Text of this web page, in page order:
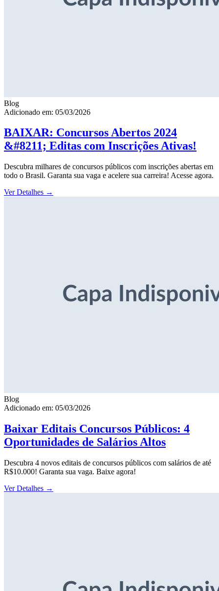
Blog
Adicionado em: 05/03/2026
BAIXAR: Concursos Abertos 2024
&#8211; Editas com Inscrições Ativas!
Descubra milhares de concursos públicos com inscrições abertas em
todo o Brasil. Garanta sua vaga e acelere sua carreira! Acesse agora.
Ver Detalhes →
Blog
Adicionado em: 05/03/2026
Baixar Editais Concursos Públicos: 4
Oportunidades de Salários Altos
Descubra 4 novos editais de concursos públicos com salários de até
R$10.000! Garanta sua vaga. Baixe agora!
Ver Detalhes →